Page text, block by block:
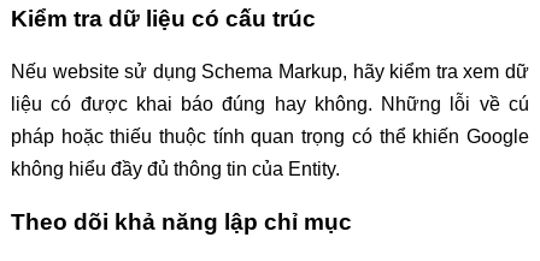
Kiểm tra dữ liệu có cấu trúc
Nếu website sử dụng Schema Markup, hãy kiểm tra xem dữ
liệu có được khai báo đúng hay không. Những lỗi về cú
pháp hoặc thiếu thuộc tính quan trọng có thể khiến Google
không hiểu đầy đủ thông tin của Entity.
Theo dõi khả năng lập chỉ mục